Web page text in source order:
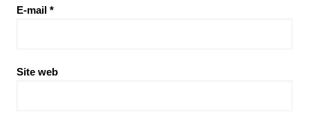
E-mail *
Site web